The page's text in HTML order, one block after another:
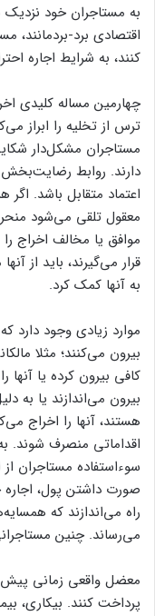
به مستاجران خود نزدیک
اقتصادی برد-برد‌مانند،
کنند، به شرایط اجاره
چهارمین مساله کلیدی
ترس از تخلیه را ابراز
مستاجران مشکل‌‌‌‌دار
دارند. روابط
اعتماد متقابل باشد. اگر
معقول تلقی می‌شود
موافق یا مخالف اخراج
قرار می‌‌‌‌گیرند، باید از
به آنها کمک کرد.
موارد زیادی وجود دارد
بیرون می‌کنند؛ مثلا
کافی بیرون کرده یا
بیرون می‌اندازند یا به
هستند، آنها را اخراج
اقداماتی منصرف شوند.
سوءاستفاده مستاجران
صورت داشتن پول، اجاره
راه می‌اندازند که
می‌‌‌‌رساند. چنین
معضل واقعی زمانی پیش
پرداخت کنند. بیکاری،